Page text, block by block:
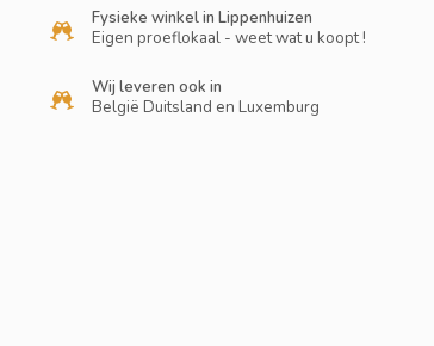
Fysieke winkel in Lippenhuizen
Eigen proeflokaal - weet wat u koopt !
Wij leveren ook in
België Duitsland en Luxemburg